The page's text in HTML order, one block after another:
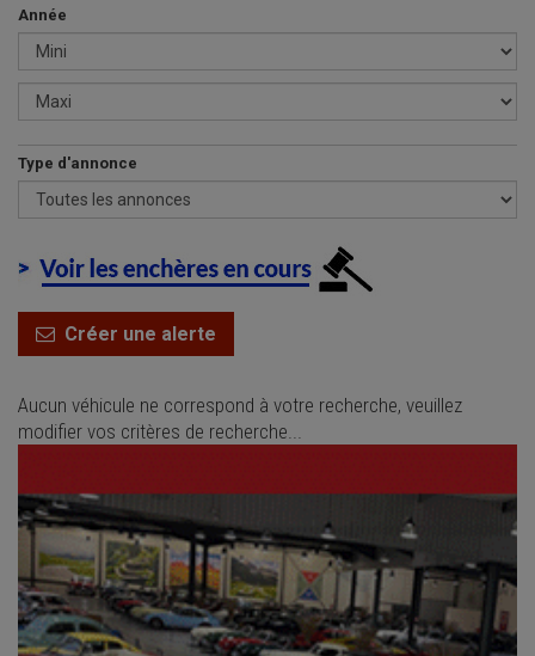
Année
Type d'annonce
Créer une alerte
Aucun véhicule ne correspond à votre recherche, veuillez
modifier vos critères de recherche...